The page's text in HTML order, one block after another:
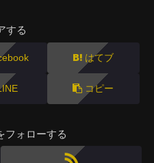
する
はてブ
コピー
フォローする